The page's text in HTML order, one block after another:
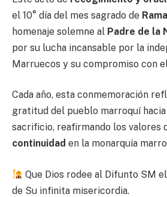
el 10° día del mes sagrado de
homenaje solemne al Padre de la
por su lucha incansable por la
Marruecos y su compromiso con
Cada año, esta conmemoración
gratitud del pueblo marroquí
sacrificio, reafirmando los valores
continuidad en la monarquía
Que Dios rodee al Difunto SM
de Su infinita misericordia.